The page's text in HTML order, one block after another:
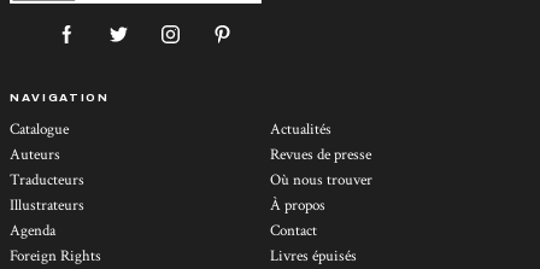
NAVIGATION
Catalogue
Auteurs
Traducteurs
Illustrateurs
Agenda
Foreign Rights
Actualités
Revues de presse
Où nous trouver
À propos
Contact
Livres épuisés